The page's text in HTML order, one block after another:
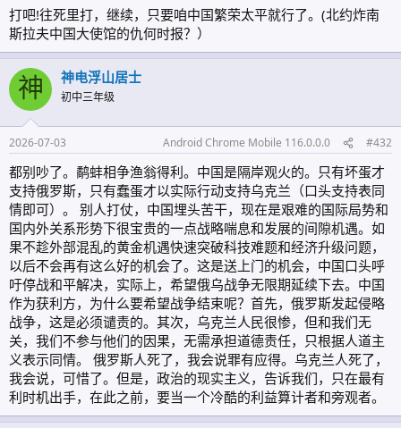
打吧!往死里打，继续，只要咱中国繁荣太平就行了。(北约炸南
斯拉夫中国大使馆的仇何时报？）
神 神电浮山居士
初中三年级
2026-07-03 Android Chrome Mobile 116.0.0.0 #432
都别吵了。鹬蚌相争渔翁得利。中国是隔岸观火的。只有坏蛋才
支持俄罗斯，只有蠢蛋才以实际行动支持乌克兰（口头支持表同
情即可）。 别人打仗，中国埋头苦干，现在是艰难的国际局势和
国内外关系形势下很宝贵的一点战略喘息和发展的间隙机遇。如
果不趁外部混乱的黄金机遇快速突破科技难题和经济升级问题，
以后不会再有这么好的机会了。这是送上门的机会，中国口头呼
吁停战和平解决，实际上，希望俄乌战争无限期延续下去。中国
作为获利方，为什么要希望战争结束呢？首先，俄罗斯发起侵略
战争，这是必须谴责的。其次，乌克兰人民很惨，但和我们无
关，我们不参与他们的因果，无需承担道德责任，只根据人道主
义表示同情。 俄罗斯人死了，我会说罪有应得。乌克兰人死了，
我会说，可惜了。但是，政治的现实主义，告诉我们，只在最有
利时机出手，在此之前，要当一个冷酷的利益算计者和旁观者。